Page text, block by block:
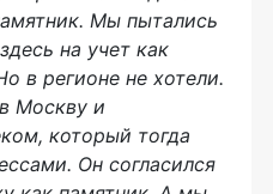
Мы пытались
на учет как
в регионе не хотели.
Москву и
который тогда
Он согласился